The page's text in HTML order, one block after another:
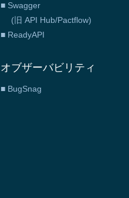
■ Swagger
(旧 API Hub/Pactflow)
■ ReadyAPI
オブザーバビリティ
■ BugSnag